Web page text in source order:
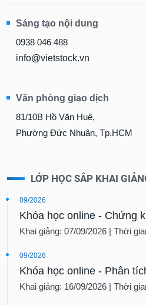
Sáng tạo nội dung
0938 046 488
info@vietstock.vn
Văn phòng giao dịch
81/10B Hồ Văn Huê,
Phường Đức Nhuận, Tp.HCM
LỚP HỌC SẮP KHAI
09/2026
Khóa học online - Chứng
Khai giảng: 07/09/2026 | Thời
09/2026
Khóa học online - Phân
Khai giảng: 16/09/2026 | Thời